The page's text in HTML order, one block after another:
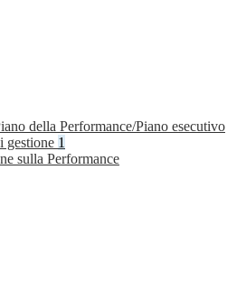
della Performance/Piano esecutivo
gestione 1
sulla Performance